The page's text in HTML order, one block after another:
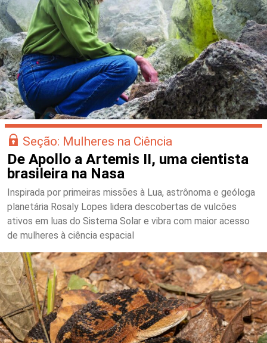
Seção: Mulheres na Ciência
De Apollo a Artemis II, uma cientista
brasileira na Nasa
Inspirada por primeiras missões à Lua, astrônoma e geóloga
planetária Rosaly Lopes lidera descobertas de vulcões
ativos em luas do Sistema Solar e vibra com maior acesso
de mulheres à ciência espacial